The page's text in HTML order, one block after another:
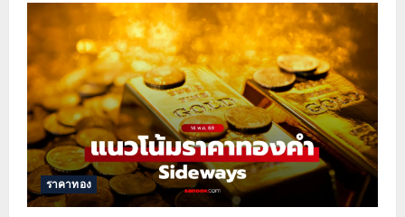
แนว
โน้ม
ราคา
ทองคำ
วัน
นี้
สรุป
ทิศทาง
ทอง
โลก
จาก
ปัจจัย
สงคราม
ราคาทอง